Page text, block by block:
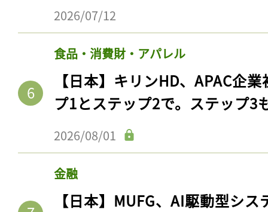
2026/07/12
食品・消費財・アパレル
【日本】キリンHD、APAC企
プ1とステップ2で。ステップ3
2026/08/01
金融
【日本】MUFG、AI駆動型シ